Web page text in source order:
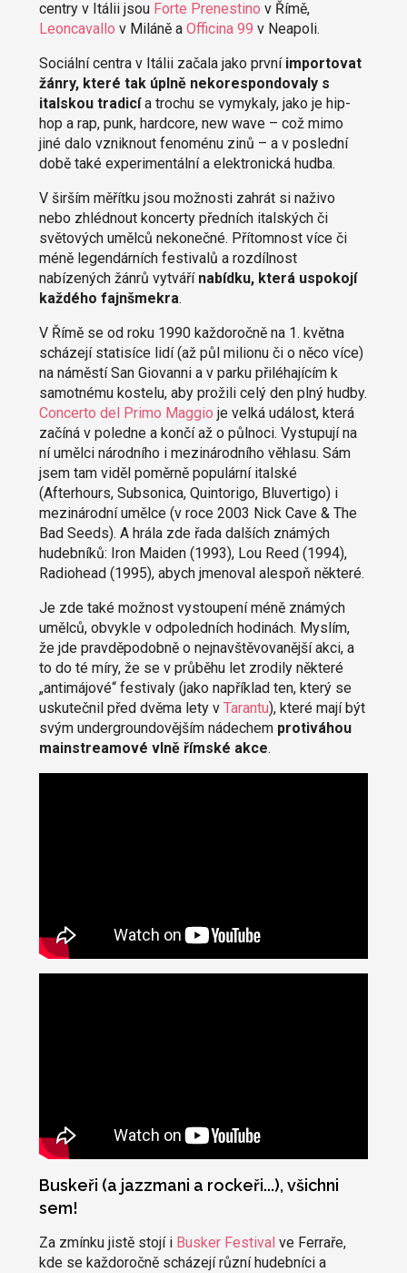
centry v Itálii jsou Forte Prenestino v Římě,
Leoncavallo v Miláně a Officina 99 v Neapoli.
Sociální centra v Itálii začala jako první importovat
žánry, které tak úplně nekorespondovaly s
italskou tradicía trochu se vymykaly, jako je hip-
hop a rap, punk, hardcore, new wave – což mimo
jiné dalo vzniknout fenoménu zinů – a v poslední
době také experimentální a elektronická hudba.
V širším měřítku jsou možnosti zahrát si naživo
nebo zhlédnout koncerty předních italských či
světových umělců nekonečné. Přítomnost více či
méně legendárních festivalů a rozdílnost
nabízených žánrů vytváří nabídku, která uspokojí
každého fajnšmekra.
V Římě se od roku 1990 každoročně na 1. května
scházejí statisíce lidí (až půl milionu či o něco více)
na náměstí San Giovanni a v parku přiléhajícím k
samotnému kostelu, aby prožili celý den plný hudby.
Concerto del Primo Maggio je velká událost, která
začíná v poledne a končí až o půlnoci. Vystupují na
ní umělci národního i mezinárodního věhlasu. Sám
jsem tam viděl poměrně populární italské
(Afterhours, Subsonica, Quintorigo, Bluvertigo) i
mezinárodní umělce (v roce 2003 Nick Cave & The
Bad Seeds). A hrála zde řada dalších známých
hudebníků: Iron Maiden (1993), Lou Reed (1994),
Radiohead (1995), abych jmenoval alespoň některé.
Je zde také možnost vystoupení méně známých
umělců, obvykle v odpoledních hodinách. Myslím,
že jde pravděpodobně o nejnavštěvovanější akci, a
to do té míry, že se v průběhu let zrodily některé
„antimájové“ festivaly (jako například ten, který se
uskutečnil před dvěma lety v Tarantu), které mají být
svým undergroundovějším nádechem protiváhou
mainstreamové vlně římské akce.
Buskeři (a jazzmani a rockeři...), všichni
sem!
Za zmínku jistě stojí i Busker Festival ve Ferraře,
kde se každoročně scházejí různí hudebníci a